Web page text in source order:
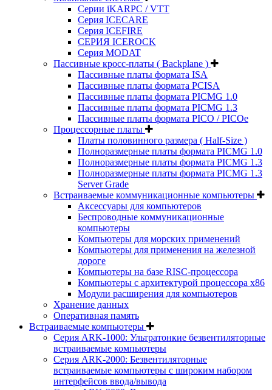
Серии iKARPC / VTT
Серия ICECARE
Серия ICEFIRE
СЕРИЯ ICEROCK
Серия MODAT
Пассивные кросс-платы ( Backplane )
Пассивные платы формата ISA
Пассивные платы формата PCISA
Пассивные платы формата PICMG 1.0
Пассивные платы формата PICMG 1.3
Пассивные платы формата PICO / PICOe
Процессорные платы
Платы половинного размера ( Half-Size )
Полноразмерные платы формата PICMG 1.0
Полноразмерные платы формата PICMG 1.3
Полноразмерные платы формата PICMG 1.3
Server Grade
Встраиваемые коммуникационные компьютеры
Аксессуары для компьютеров
Беспроводные коммуникационные
компьютеры
Компьютеры для морских применений
Компьютеры для применения на железной
дороге
Компьютеры на базе RISC-процессора
Компьютеры с архитектурой процессора x86
Модули расширения для компьютеров
Хранение данных
Оперативная память
Встраиваемые компьютеры
Серия ARK-1000: Ультратонкие безвентиляторные
встраиваемые компьютеры
Серия ARK-2000: Безвентиляторные
встраиваемые компьютеры с широким набором
интерфейсов ввода/вывода